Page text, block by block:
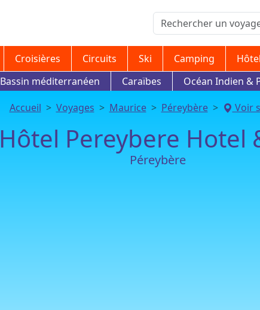
Croisières Circuits Ski Camping
Bassin méditerranéen Caraïbes Océan Indien &
Accueil
Voyages Maurice Péreybère Voir
Hôtel Pereybere Hotel
Péreybère